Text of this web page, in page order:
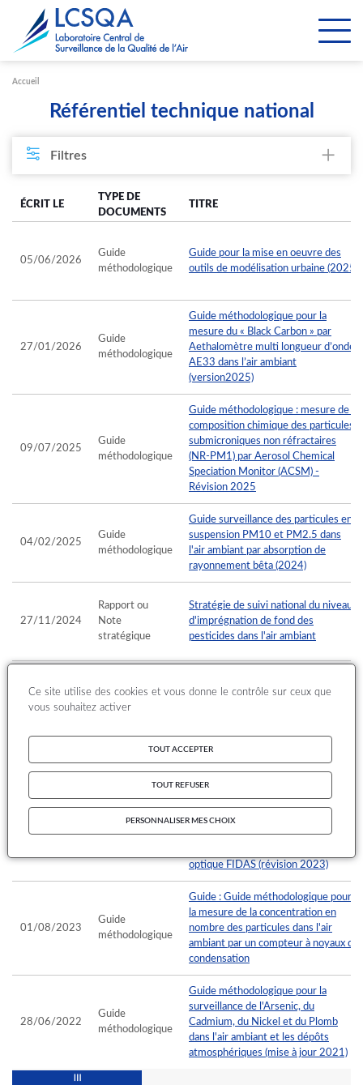
Accueil
Référentiel technique national
Filtres
ÉCRIT LE
TYPE DE
DOCUMENTS
TITRE
05/06/2026
Guide
méthodologique
Guide pour la mise en oeuvre des
outils de modélisation urbaine (2025)
27/01/2026
Guide
méthodologique
Guide méthodologique pour la
mesure du « Black Carbon » par
Aethalomètre multi longueur d’onde
AE33 dans l’air ambiant
(version2025)
09/07/2025
Guide
méthodologique
Guide méthodologique : mesure de la
composition chimique des particules
submicroniques non réfractaires
(NR-PM1) par Aerosol Chemical
Speciation Monitor (ACSM) -
Révision 2025
04/02/2025
Guide
méthodologique
Guide surveillance des particules en
suspension PM10 et PM2.5 dans
l'air ambiant par absorption de
rayonnement bêta (2024)
27/11/2024
Rapport ou
Note
stratégique
Stratégie de suivi national du niveau
d'imprégnation de fond des
pesticides dans l'air ambiant
28/10/2024
des politiques publiques relatives à la
26/09/2024
méthodologique
Guide méthodologique Calcul des
statistiques relatives à la qualité de
Guide
Guide méthodologique pour la
surveillance des PM10 et PM2.5
optique FIDAS (révision 2023)
01/08/2023
Guide
méthodologique
Guide : Guide méthodologique pour
la mesure de la concentration en
nombre des particules dans l'air
ambiant par un compteur à noyaux de
condensation
28/06/2022
Guide
méthodologique
Guide méthodologique pour la
surveillance de l'Arsenic, du
Cadmium, du Nickel et du Plomb
dans l'air ambiant et les dépôts
atmosphériques (mise à jour 2021)
Paramétrer les cookies
Ce site utilise des cookies et vous donne le contrôle sur ceux que
vous souhaitez activer
TOUT ACCEPTER
TOUT REFUSER
PERSONNALISER MES CHOIX